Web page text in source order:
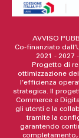
AVVISO
Co-finanziato
2021 - 2027
Progetto di
ottimizzazione
l’efficienza
strategica. Il
Commerce e
gli utenti e la
tramite la
garantendo